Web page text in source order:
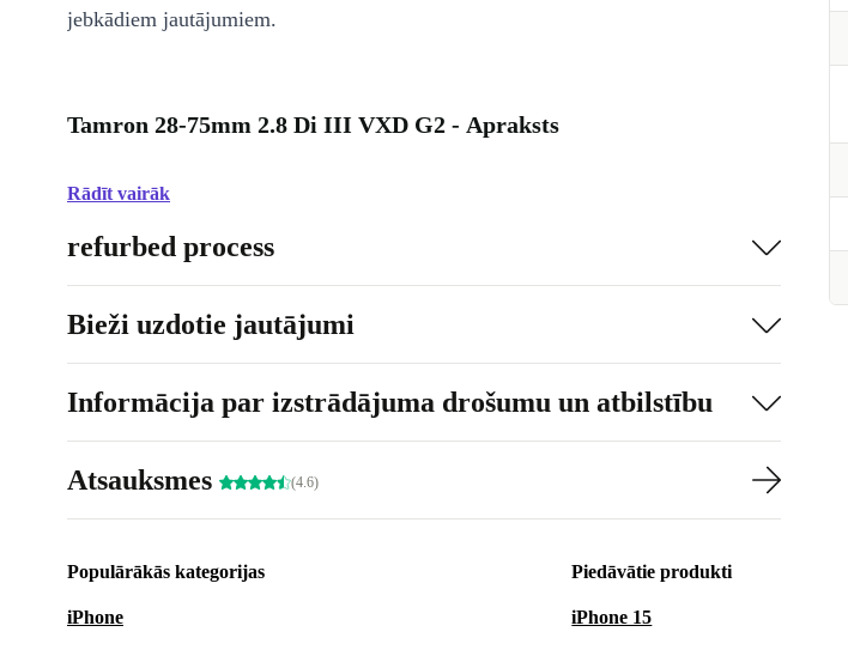
jebkādiem jautājumiem.
Tamron 28-75mm 2.8 Di III VXD G2 - Apraksts
Rādīt vairāk
refurbed process
Bieži uzdotie jautājumi
Informācija par izstrādājuma drošumu un atbilstību
Atsauksmes (4.6)
Populārākās kategorijas
iPhone
Piedāvātie produkti
iPhone 15